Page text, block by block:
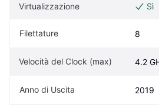
Virtualizzazione Sì
Filettature 8
Velocità del Clock (max) 4.2
Anno di Uscita 2019